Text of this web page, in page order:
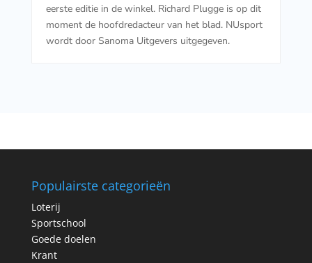
eerste editie in de winkel. Richard Plugge is op dit
moment de hoofdredacteur van het blad. NUsport
wordt door Sanoma Uitgevers uitgegeven.
Populairste categorieën
Loterij
Sportschool
Goede doelen
Krant